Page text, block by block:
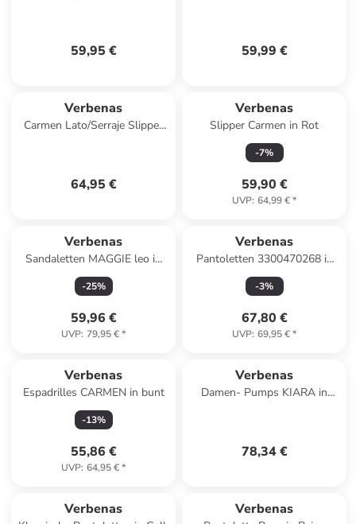
59,95 € 59,99 €
Verbenas
Carmen Lato/Serraje Slipper
64,95 €
Verbenas
Slipper Carmen in Rot
-7%
59,90 €
UVP: 64,99 €*
Verbenas
Sandaletten MAGGIE leo in
bunt
-25%
59,96 €
UVP: 79,95 €*
Verbenas
Pantoletten 3300470268 in
Grün
-3%
67,80 €
UVP: 69,95 €*
Verbenas
Espadrilles CARMEN in bunt
-13%
55,86 €
UVP: 64,95 €*
Verbenas
Damen- Pumps KIARA in
78,34 €
Verbenas Verbenas